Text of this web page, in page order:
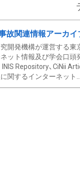
故関連情報アーカ
開発機構が運営する東
ット情報及び学会口頭
INIS Repository、CiNii
関するインターネット...